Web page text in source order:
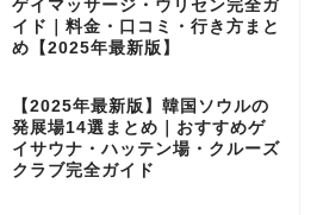
ゲイマッサージ・ウリセン完全ガ
イド｜料金・口コミ・行き方まと
め【2025年最新版】
【2025年最新版】韓国ソウルの
発展場14選まとめ｜おすすめゲ
イサウナ・ハッテン場・クルーズ
クラブ完全ガイド